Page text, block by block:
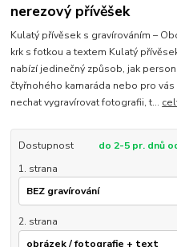
nerezový přívěšek
Kulatý přívěsek s gravírováním –
krk s fotkou a textem Kulatý
nabízí jedinečný způsob, jak
čtyřnohého kamaráda nebo pro
nechat vygravírovat fotografii, t...
Dostupnost
do 2-5 pr. dnů
1. strana
2. strana